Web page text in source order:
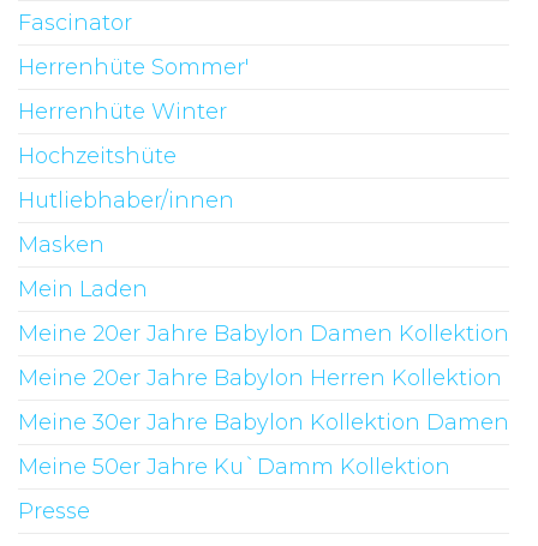
Fascinator
Herrenhüte Sommer'
Herrenhüte Winter
Hochzeitshüte
Hutliebhaber/innen
Masken
Mein Laden
Meine 20er Jahre Babylon Damen Kollektion
Meine 20er Jahre Babylon Herren Kollektion
Meine 30er Jahre Babylon Kollektion Damen
Meine 50er Jahre Ku`Damm Kollektion
Presse